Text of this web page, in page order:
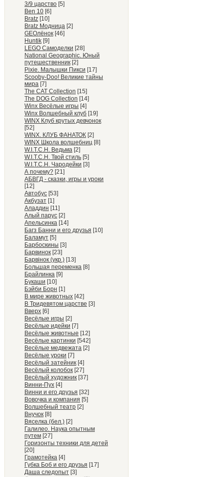
3/9 царство [5]
Ben 10 [6]
Bratz [10]
Bratz Модница [2]
GEOлёнок [46]
Huntik [9]
LEGO Самоделки [28]
National Geographic. Юный
путешественник [2]
Pixie. Малышки Пикси [17]
Scooby-Doo! Великие тайны
мира [7]
The CAT Collection [15]
The DOG Collection [14]
Winx Весёлые игры [4]
Winx Волшебный клуб [19]
WINX Клуб крутых девчонок
[52]
WINX. КЛУБ ФАНАТОК [2]
WINX Школа волшебниц [8]
W.I.T.C.H. Ведьма [2]
W.I.T.C.H. Твой стиль [5]
W.I.T.C.H. Чародейки [3]
А почему? [21]
АБВГД - сказки, игры и уроки
[12]
Автобус [53]
Акбузат [1]
Аладдин [11]
Алый парус [2]
Апельсинка [14]
Багз Банни и его друзья [10]
Баламут [5]
Барбоскины [3]
Барвинок [23]
Барвiнок (укр.) [13]
Большая переменка [8]
Брайлинка [9]
Букаши [10]
Бэйби Борн [1]
В мире животных [42]
В Тридевятом царстве [3]
Вверх [6]
Весёлые игры [2]
Весёлые идейки [7]
Весёлые животные [12]
Весёлые картинки [542]
Весёлые медвежата [2]
Весёлые уроки [7]
Весёлый затейник [4]
Весёлый колобок [27]
Весёлый художник [37]
Винни-Пух [4]
Винни и его друзья [32]
Вовочка и компания [5]
Волшебный театр [2]
Внучок [8]
Вяселка (бел.) [2]
Галилео. Наука опытным
путем [27]
Горизонты техники для детей
[20]
Грамотейка [4]
Губка Боб и его друзья [17]
Даша следопыт [3]